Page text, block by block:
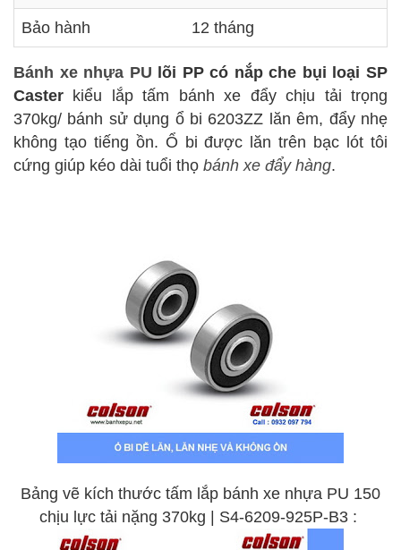
Bảo hành 12 tháng
Bánh xe nhựa PU lõi PP có nắp che bụi loại SP
Caster kiểu lắp tấm bánh xe đẩy chịu tải trọng
370kg/ bánh sử dụng ổ bi 6203ZZ lăn êm, đẩy nhẹ
không tạo tiếng ồn. Ổ bi được lăn trên bạc lót tôi
cứng giúp kéo dài tuổi thọ bánh xe đẩy hàng.
Bảng vẽ kích thước tấm lắp bánh xe nhựa PU 150
chịu lực tải nặng 370kg | S4-6209-925P-B3 :